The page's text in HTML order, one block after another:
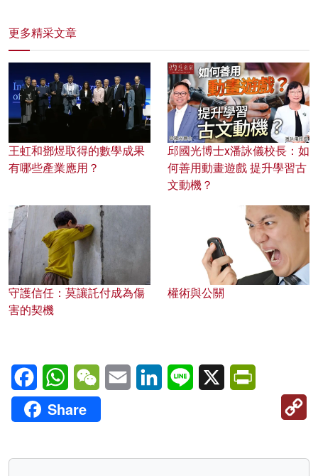
更多精采文章
王虹和鄧煜取得的數學成果
有哪些產業應用？
邱國光博士x潘詠儀校長：如
何善用動畫遊戲 提升學習古
文動機？
守護信任：莫讓託付成為傷
害的契機
權術與公關
FacebookWhatsAppWeChatEmail LinkedInLine X
Share